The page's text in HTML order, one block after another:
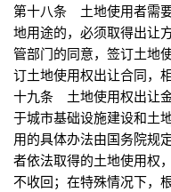
第十八条 土地使用者需
地用途的，必须取得出让
管部门的同意，签订土地
订土地使用权出让合同
十九条 土地使用权出让
于城市基础设施建设和土
用的具体办法由国务院
者依法取得的土地使用权
不收回；在特殊情况下，